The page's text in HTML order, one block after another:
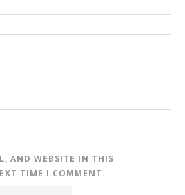
AND WEBSITE IN THIS
TIME I COMMENT.